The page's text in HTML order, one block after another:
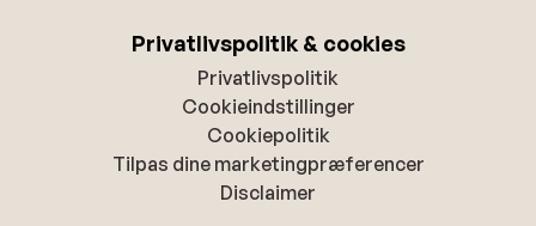
Privatlivspolitik & cookies
Privatlivspolitik
Cookieindstillinger
Cookiepolitik
Tilpas dine marketingpræferencer
Disclaimer